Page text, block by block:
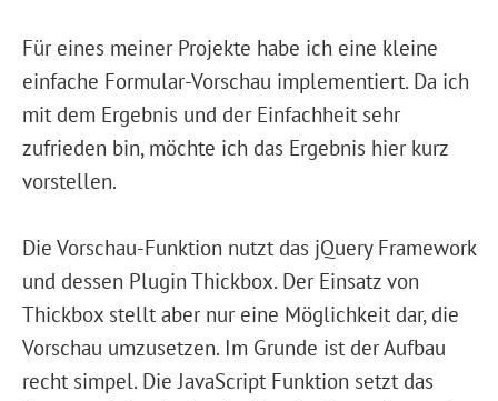
Für eines meiner Projekte habe ich eine kleine
einfache Formular-Vorschau implementiert. Da ich
mit dem Ergebnis und der Einfachheit sehr
zufrieden bin, möchte ich das Ergebnis hier kurz
vorstellen.
Die Vorschau-Funktion nutzt das jQuery Framework
und dessen Plugin Thickbox. Der Einsatz von
Thickbox stellt aber nur eine Möglichkeit dar, die
Vorschau umzusetzen. Im Grunde ist der Aufbau
recht simpel. Die JavaScript Funktion setzt das